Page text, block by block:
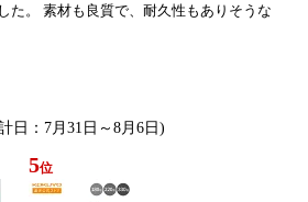
た。 素材も良質で、耐久性もありそうな
日：7月31日～8月6日)
5位